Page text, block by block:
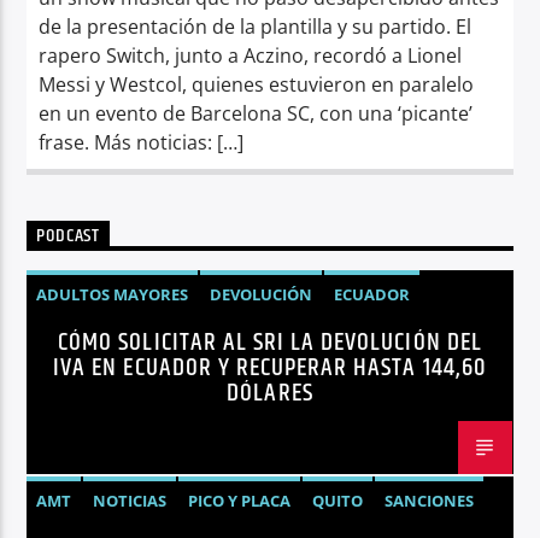
de la presentación de la plantilla y su partido. El
rapero Switch, junto a Aczino, recordó a Lionel
Messi y Westcol, quienes estuvieron en paralelo
en un evento de Barcelona SC, con una ‘picante’
frase. Más noticias: […]
PODCAST
ADULTOS MAYORES DEVOLUCIÓN
ECUADOR
NEGOCIOS
NOTICIAS PERSONAS CON DISCAPACIDAD
CÓMO SOLICITAR AL SRI LA DEVOLUCIÓN DEL
IVA EN ECUADOR Y RECUPERAR HASTA 144,60
DÓLARES
AMT NOTICIAS PICO Y PLACA QUITO SANCIONES